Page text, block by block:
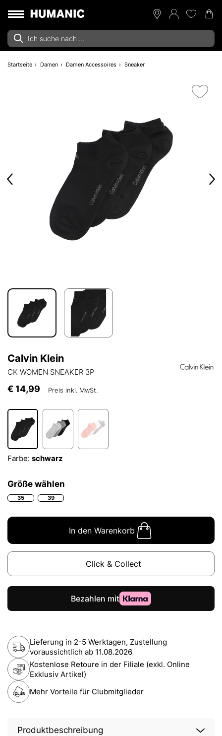
Startseite Damen Damen Accessoires Sneaker
Calvin Klein
CK WOMEN SNEAKER 3P
€ 14,99 Preis inkl. MwSt.
Farbe: schwarz
Größe wählen
35 39
In den Warenkorb
Click & Collect
Lieferung in 2-5 Werktagen, Zustellung
voraussichtlich ab 11.08.2026
Kostenlose Retoure in der Filiale (exkl. Online
Exklusiv Artikel)
Mehr Vorteile für Clubmitglieder
Produktbeschreibung